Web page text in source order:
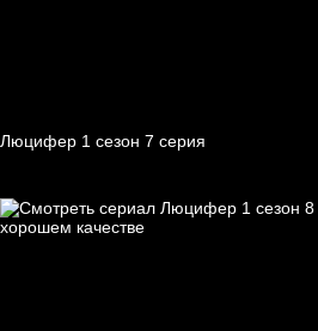
Люцифер 1 cезон 7 cерия